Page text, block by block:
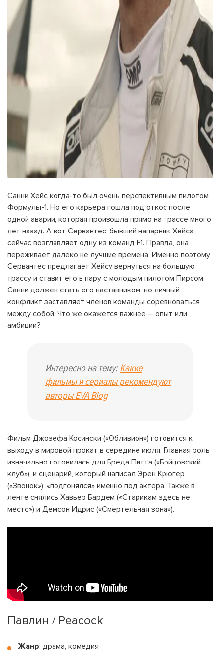
Санни Хейс когда-то был очень перспективным пилотом
Формулы-1. Но его карьера пошла под откос после
одной аварии, которая произошла прямо на трассе много
лет назад. А вот Сервантес, бывший напарник Хейса,
сейчас возглавляет одну из команд F1. Правда, она
переживает далеко не лучшие времена. Именно поэтому
Сервантес предлагает Хейсу вернуться на большую
трассу и ставит его в пару с молодым пилотом Пирсом.
Санни должен стать его наставником, но личный
конфликт заставляет членов команды соревноваться
между собой. Что же окажется важнее – опыт или
амбиции?
Интересно на тему:Какие
фильмы и сериалы рекомендуют
авторы EVA Blog
Фильм Джозефа Косински («Обливион») готовится к
выходу в мировой прокат в середине июля. Главная роль
изначально готовилась для Бреда Питта («Бойцовский
клуб»), и сценарий, который написал Эрен Крюгер
(«Звонок»), «подгонялся» именно под актера. Также в
ленте снялись Хавьер Бардем («Старикам здесь не
место») и Демсон Идрис («Смертельная зона»).
Павлин / Peacock
Жанр: драма, комедия